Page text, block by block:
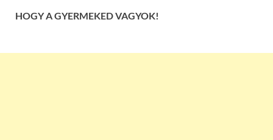
HOGY A GYERMEKED VAGYOK!